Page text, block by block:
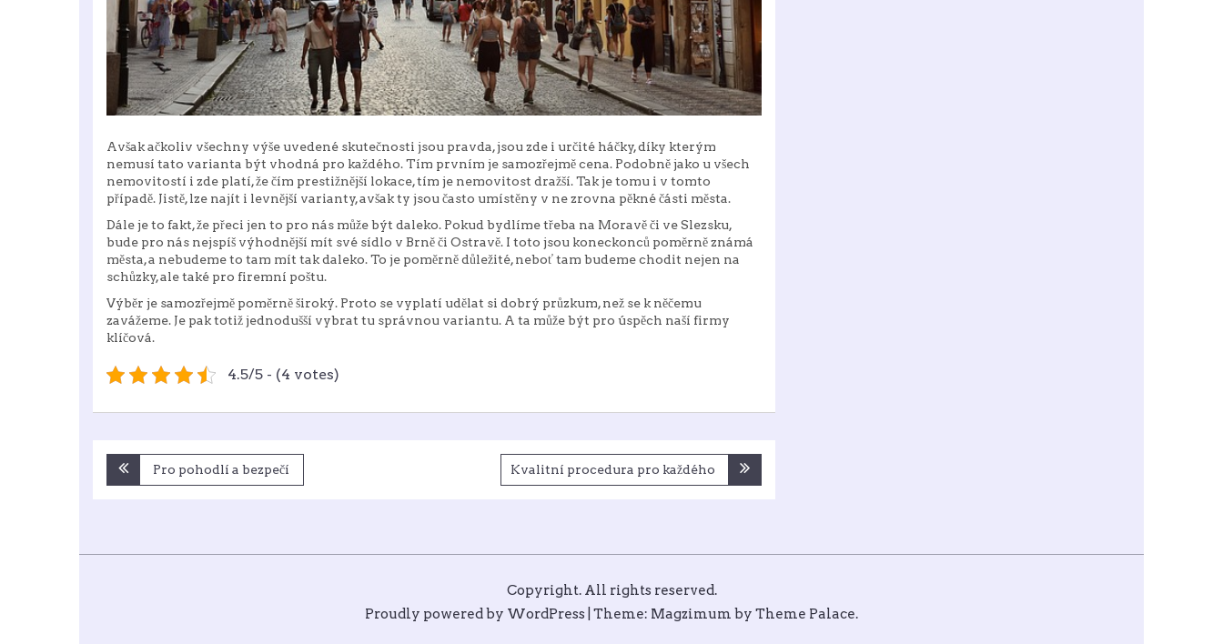
Avšak ačkoliv všechny výše uvedené skutečnosti jsou pravda, jsou zde i určité háčky, díky kterým
nemusí tato varianta být vhodná pro každého. Tím prvním je samozřejmě cena. Podobně jako u všech
nemovitostí i zde platí, že čím prestižnější lokace, tím je nemovitost dražší. Tak je tomu i v tomto
případě. Jistě, lze najít i levnější varianty, avšak ty jsou často umístěny v ne zrovna pěkné části města.
Dále je to fakt, že přeci jen to pro nás může být daleko. Pokud bydlíme třeba na Moravě či ve Slezsku,
bude pro nás nejspíš výhodnější mít své sídlo v Brně či Ostravě. I toto jsou koneckonců poměrně známá
města, a nebudeme to tam mít tak daleko. To je poměrně důležité, neboť tam budeme chodit nejen na
schůzky, ale také pro firemní poštu.
Výběr je samozřejmě poměrně široký. Proto se vyplatí udělat si dobrý průzkum, než se k něčemu
zavážeme. Je pak totiž jednodušší vybrat tu správnou variantu. A ta může být pro úspěch naší firmy
klíčová.
4.5/5 - (4 votes)
NavigacePro pohodlí a bezpečí Kvalitní procedura pro každého
Copyright. All rights reserved.
Proudly powered by WordPress Theme: Magzimum by Theme Palace.